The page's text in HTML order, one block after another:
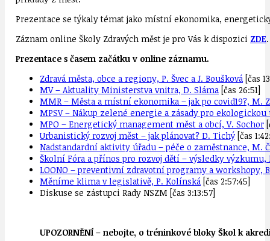
Prezentace se týkaly témat jako místní ekonomika,
Záznam online Školy Zdravých měst je pro Vás k dispozici ZDE.
Prezentace s časem začátku v online záznamu.
Zdravá města, obce a regiony, P. Švec a J. Boušková[čas
MV – Aktuality Ministerstva vnitra, D. Sláma[čas 26:51]
MMR – Města a místní ekonomika – jak po covid19?, M.
MPSV – Nákup zelené energie a zásady pro
MPO – Energetický management měst a obcí, V. Sochor
Urbanistický rozvoj měst – jak plánovat? D. Tichý [čas
Nadstandardní aktivity úřadu – péče o zaměstnance, M.
Školní Fóra a přínos pro rozvoj dětí – výsledky výzkumu,
LOONO – preventivní zdravotní programy a workshopy,
Měníme klima v legislativě, P. Kolínská[čas 2:57:45]
Diskuse se zástupci Rady NSZM [čas 3:13:57]
UPOZORNĚNÍ – nebojte, o tréninkové bloky Škol k